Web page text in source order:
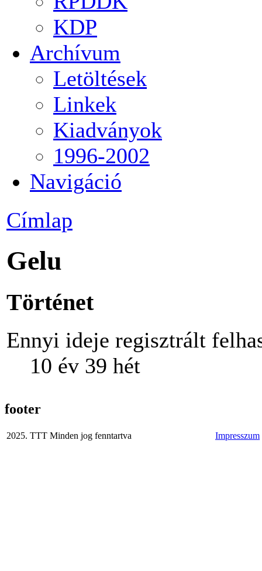
KDP
Archívum
Letöltések
Linkek
Kiadványok
1996-2002
Navigáció
Címlap
Gelu
Történet
Ennyi ideje regisztrált
10 év 39 hét
footer
2025. TTT Minden jog fenntartva Impresszum